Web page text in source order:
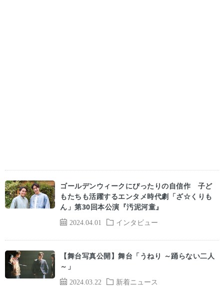
2024.04.01 インタビュー
ゴールデンウィークにぴったりの自信作 子ど
もたちも活躍するエンタメ時代劇「ざ☆くりも
ん」第30回本公演『汚泥河童』
2024.03.22 新着ニュース
【舞台写真公開】舞台「うねり ～踊らない二人
～」